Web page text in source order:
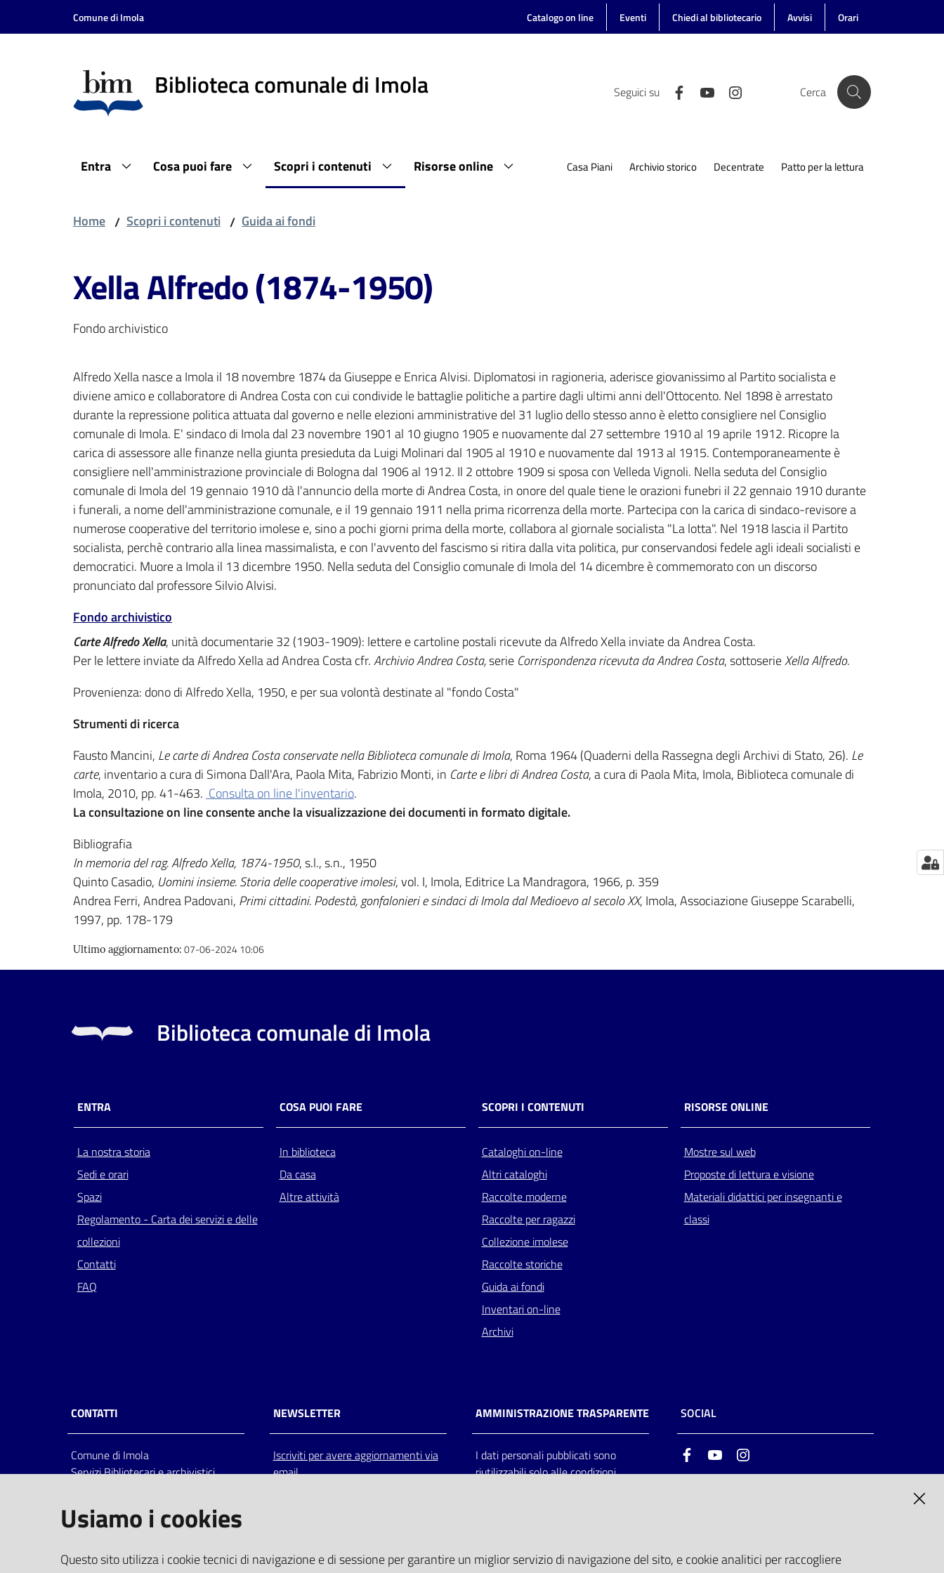
Vai al contenuto
Vai alla navigazione
Comune di Imola Catalogo on line Eventi Chiedi al bibliotecario Avvisi Orari
Biblioteca comunale di Imola Seguici su Cerca
Entra Cosa puoi fare Scopri i contenuti Risorse online Casa Piani Archivio storico Decentrate Patto per la lettura
Home / Scopri i contenuti / Guida ai fondi
Xella Alfredo (1874-1950)
Fondo archivistico
Alfredo Xella nasce a Imola il 18 novembre 1874 da Giuseppe e Enrica Alvisi. Diplomatosi in ragioneria, aderisce giovanissimo al Partito socialista e
diviene amico e collaboratore di Andrea Costa con cui condivide le battaglie politiche a partire dagli ultimi anni dell'Ottocento. Nel 1898 è arrestato
durante la repressione politica attuata dal governo e nelle elezioni amministrative del 31 luglio dello stesso anno è eletto consigliere nel Consiglio
comunale di Imola. E' sindaco di Imola dal 23 novembre 1901 al 10 giugno 1905 e nuovamente dal 27 settembre 1910 al 19 aprile 1912. Ricopre la
carica di assessore alle finanze nella giunta presieduta da Luigi Molinari dal 1905 al 1910 e nuovamente dal 1913 al 1915. Contemporaneamente è
consigliere nell'amministrazione provinciale di Bologna dal 1906 al 1912. Il 2 ottobre 1909 si sposa con Velleda Vignoli. Nella seduta del Consiglio
comunale di Imola del 19 gennaio 1910 dà l'annuncio della morte di Andrea Costa, in onore del quale tiene le orazioni funebri il 22 gennaio 1910 durante
i funerali, a nome dell'amministrazione comunale, e il 19 gennaio 1911 nella prima ricorrenza della morte. Partecipa con la carica di sindaco-revisore a
numerose cooperative del territorio imolese e, sino a pochi giorni prima della morte, collabora al giornale socialista "La lotta". Nel 1918 lascia il Partito
socialista, perchè contrario alla linea massimalista, e con l'avvento del fascismo si ritira dalla vita politica, pur conservandosi fedele agli ideali socialisti e
democratici. Muore a Imola il 13 dicembre 1950. Nella seduta del Consiglio comunale di Imola del 14 dicembre è commemorato con un discorso
pronunciato dal professore Silvio Alvisi.
Fondo archivistico
Carte Alfredo Xella, unità documentarie 32 (1903-1909): lettere e cartoline postali ricevute da Alfredo Xella inviate da Andrea Costa.
Per le lettere inviate da Alfredo Xella ad Andrea Costa cfr.Archivio Andrea Costa,serie Corrispondenza ricevuta da Andrea Costa, sottoserieXella Alfredo.
Provenienza: dono di Alfredo Xella, 1950, e per sua volontà destinate al "fondo Costa"
Strumenti di ricerca
Fausto Mancini, Le carte di Andrea Costa conservate nella Biblioteca comunale di Imola, Roma 1964 (Quaderni della Rassegna degli Archivi di Stato, 26). Le
carte, inventario a cura di Simona Dall'Ara, Paola Mita, Fabrizio Monti, in Carte e libri di Andrea Costa, a cura di Paola Mita, Imola, Biblioteca comunale di
Imola, 2010, pp. 41-463. Consulta on line l'inventario.
La consultazione on line consente anche la visualizzazione dei documenti in formato digitale.
Bibliografia
In memoria del rag. Alfredo Xella, 1874-1950, s.l., s.n., 1950
Quinto Casadio, Uomini insieme. Storia delle cooperative imolesi, vol. I, Imola, Editrice La Mandragora, 1966, p. 359
Andrea Ferri, Andrea Padovani, Primi cittadini. Podestà, gonfalonieri e sindaci di Imola dal Medioevo al secolo XX, Imola, Associazione Giuseppe Scarabelli,
1997, pp. 178-179
Ultimo aggiornamento: 07-06-2024 10:06
Biblioteca comunale di Imola
ENTRA
La nostra storia
Sedi e orari
Spazi
Regolamento - Carta dei servizi e delle
collezioni
Contatti
FAQ
COSA PUOI FARE
In biblioteca
Da casa
Altre attività
SCOPRI I CONTENUTI
Cataloghi on-line
Altri cataloghi
Raccolte moderne
Raccolte per ragazzi
Collezione imolese
Raccolte storiche
Guida ai fondi
Inventari on-line
Archivi
RISORSE ONLINE
Mostre sul web
Proposte di lettura e visione
Materiali didattici per insegnanti e
classi
CONTATTI
Comune di Imola
Servizi Bibliotecari e archivistici
Italia
centralino: tel 0542.6026.36 fax
bim@comune.imola.bo.it
NEWSLETTER
Iscriviti per avere aggiornamenti via
email
AMMINISTRAZIONE TRASPARENTE
I dati personali pubblicati sono
riutilizzabili solo alle condizioni
SOCIAL
FacebookYoutube
Usiamo i cookies
Questo sito utilizza i cookie tecnici di navigazione e di sessione per garantire un miglior servizio di navigazione del sito, e cookie analitici per raccogliere